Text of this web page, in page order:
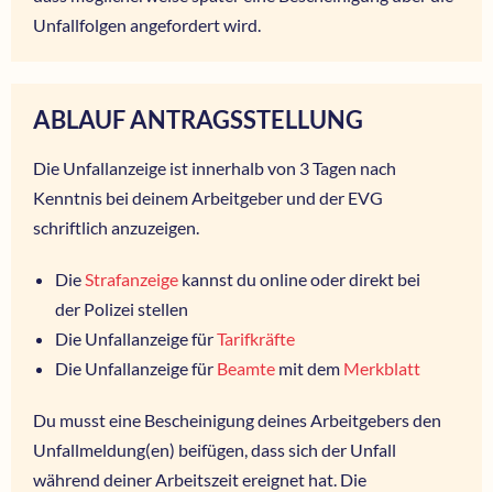
Unfallfolgen angefordert wird.
ABLAUF ANTRAGSSTELLUNG
Die Unfallanzeige ist innerhalb von 3 Tagen nach
Kenntnis bei deinem Arbeitgeber und der EVG
schriftlich anzuzeigen.
DieStrafanzeige kannst du online oder direkt bei
der Polizei stellen
Die Unfallanzeige fürTarifkräfte
Die Unfallanzeige für Beamte mit dem Merkblatt
Du musst eine Bescheinigung deines Arbeitgebers den
Unfallmeldung(en) beifügen, dass sich der Unfall
während deiner Arbeitszeit ereignet hat. Die